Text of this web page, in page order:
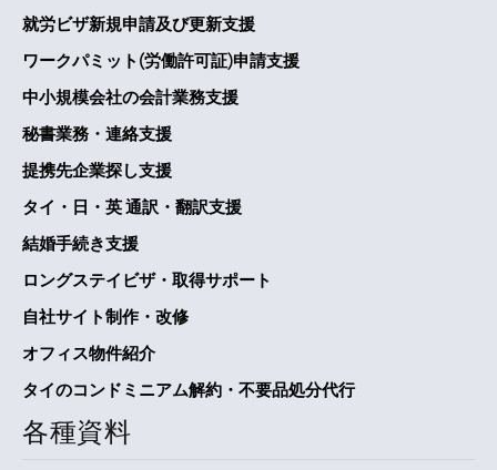
就労ビザ新規申請及び更新支援
ワークパミット(労働許可証)申請支援
中小規模会社の会計業務支援
秘書業務・連絡支援
提携先企業探し支援
タイ・日・英 通訳・翻訳支援
結婚手続き支援
ロングステイビザ・取得サポート
自社サイト制作・改修
オフィス物件紹介
タイのコンドミニアム解約・不要品処分代行
各種資料